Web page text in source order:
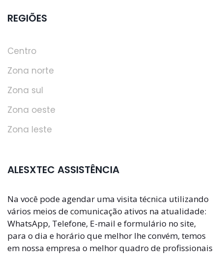
REGIÕES
Centro
Zona norte
Zona sul
Zona oeste
Zona leste
ALESXTEC ASSISTÊNCIA
Na você pode agendar uma visita técnica utilizando
vários meios de comunicação ativos na atualidade:
WhatsApp, Telefone, E-mail e formulário no site,
para o dia e horário que melhor lhe convém, temos
em nossa empresa o melhor quadro de profissionais